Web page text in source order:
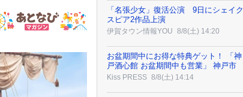
「名張少女」復活公演 9日にシェイク
スピア2作品上演
伊賀タウン情報YOU 8/8(土) 14:20
お盆期間中にお得な特典ゲット！ 「神
戸酒心館 お盆期間中も営業」 神戸市
Kiss PRESS 8/8(土) 14:14